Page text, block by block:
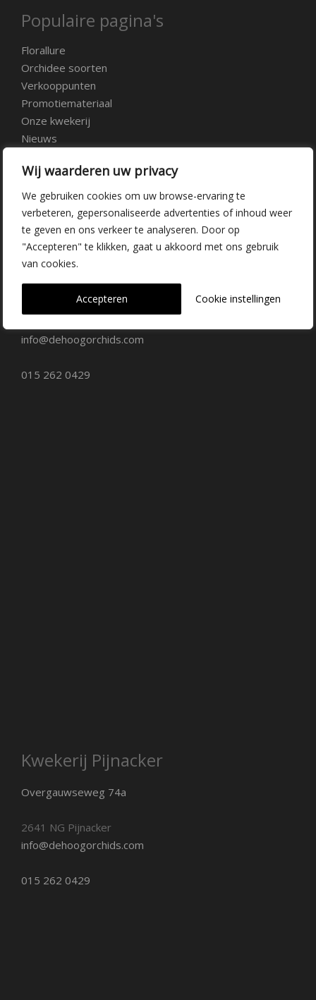
Wij waarderen uw privacy
We gebruiken cookies om uw browse-ervaring te
verbeteren, gepersonaliseerde advertenties of inhoud weer
te geven en ons verkeer te analyseren. Door op
"Accepteren" te klikken, gaat u akkoord met ons gebruik
van cookies.
Cookie instellingen
Accepteren
Populaire pagina's
Florallure
Orchidee soorten
Verkooppunten
Promotiemateriaal
Onze kwekerij
Nieuws
Veelgestelde vragen
Vacatures
Contact
Kwekerij Delfgauw
Vrederustlaan 10
info@dehoogorchids.com
015 262 0429
Kwekerij Pijnacker
Overgauwseweg 74a
2641 NG Pijnacker
info@dehoogorchids.com
015 262 0429